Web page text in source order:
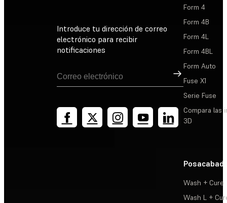
Introduce tu dirección de correo
electrónico para recibir
notificaciones
Suscribirse
Form 4
Form 4B
Form 4L
Form 4BL
Form Auto
Fuse X1
Serie Fuse
Compara las
3D
Wash + Cure
Wash L +